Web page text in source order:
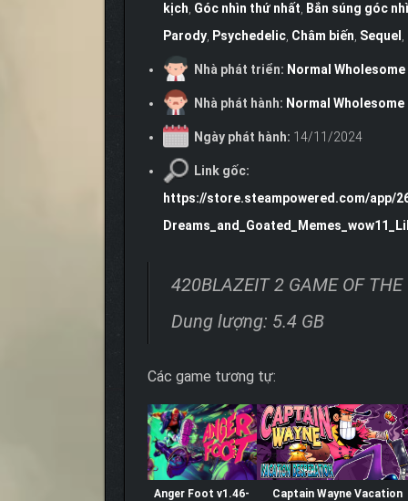
kịch, Góc nhìn thứ nhất, Bắn súng góc
Parody, Psychedelic, Châm biến, Sequel ,
Nhà phát triển: Normal Wholesome
Nhà phát hành: Normal Wholesome
Ngày phát hành: 14/11/2024
Link gốc:
https://store.steampowered.com/app/
420BLAZEIT 2 GAME OF
Dung lượng: 5.4 GB
Các game tương tự:
Anger Foot v1.46- Captain Wayne Vacation